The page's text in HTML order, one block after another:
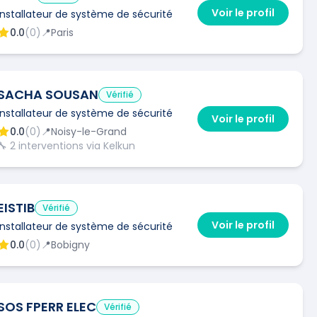
de système de sécurité
0.0(0) 📍Paris
Voir le profil
SOUSAN Vérifié
de système de sécurité
0.0(0) 📍Noisy-le-Grand
2 interventions via Kelkun
Voir le profil
Vérifié
de système de sécurité
0.0(0) 📍Bobigny
Voir le profil
FPERR ELEC Vérifié